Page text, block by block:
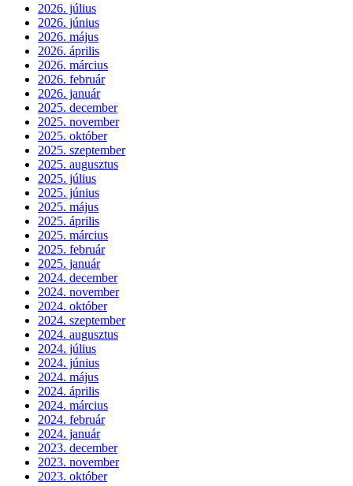
2026. július
2026. június
2026. május
2026. április
2026. március
2026. február
2026. január
2025. december
2025. november
2025. október
2025. szeptember
2025. augusztus
2025. július
2025. június
2025. május
2025. április
2025. március
2025. február
2025. január
2024. december
2024. november
2024. október
2024. szeptember
2024. augusztus
2024. július
2024. június
2024. május
2024. április
2024. március
2024. február
2024. január
2023. december
2023. november
2023. október